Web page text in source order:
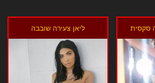
סקסית ליאן צעירה שובבה